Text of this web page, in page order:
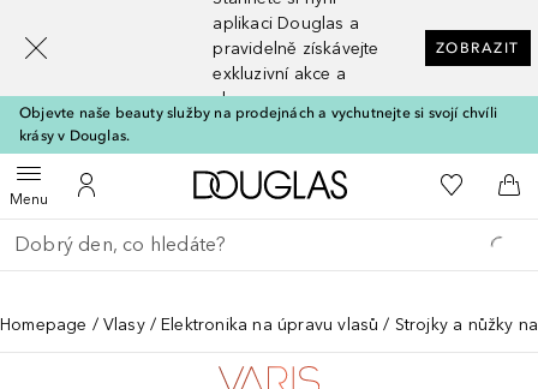
aplikaci Douglas a
pravidelně získávejte
exkluzivní akce a
slevy
ZOBRAZIT
Objevte naše beauty služby na prodejnách a vychutnejte si svojí chvíli
krásy v Douglas.
MenuOtevřít menuK mému účtu
Domů K mému
Do
Vraťte se
Proveďte vyhledávání
Homepage Vlasy Elektronika na úpravu vlasů Strojky a nůžky
[navigation.slideout.screenreader]